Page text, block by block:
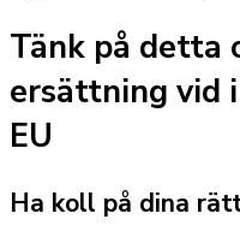
Tänk på detta
ersättning vid
EU
Ha koll på dina